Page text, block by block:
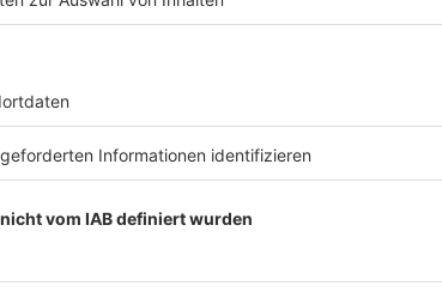
geschaffen zu haben, dabei
zu haben. Der Staatsanwalt
weiteren Verhandlungstagen sind
begangen haben. Tatorte
und die A7 bei Soltau.
aber auch an der A4
zur Last gelegt.